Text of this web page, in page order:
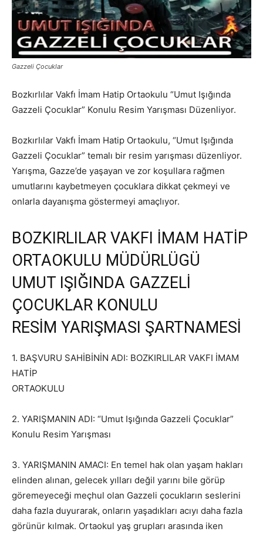
Gazzeli Çocuklar
Bozkırlılar Vakfı İmam Hatip Ortaokulu “Umut Işığında
Gazzeli Çocuklar” Konulu Resim Yarışması Düzenliyor.
Bozkırlılar Vakfı İmam Hatip Ortaokulu, “Umut Işığında
Gazzeli Çocuklar” temalı bir resim yarışması düzenliyor.
Yarışma, Gazze’de yaşayan ve zor koşullara rağmen
umutlarını kaybetmeyen çocuklara dikkat çekmeyi ve
onlarla dayanışma göstermeyi amaçlıyor.
BOZKIRLILAR VAKFI İMAM HATİP
ORTAOKULU MÜDÜRLÜGÜ
UMUT IŞIĞINDA GAZZELİ
ÇOCUKLAR KONULU
RESİM YARIŞMASI ŞARTNAMESİ
1. BAŞVURU SAHİBİNİN ADI: BOZKIRLILAR VAKFI İMAM
HATİP
ORTAOKULU
2. YARIŞMANIN ADI: “Umut Işığında Gazzeli Çocuklar”
Konulu Resim Yarışması
3. YARIŞMANIN AMACI: En temel hak olan yaşam hakları
elinden alınan, gelecek yılları değil yarını bile görüp
göremeyeceği meçhul olan Gazzeli çocukların seslerini
daha fazla duyurarak, onların yaşadıkları acıyı daha fazla
görünür kılmak. Ortaokul yaş grupları arasında iken